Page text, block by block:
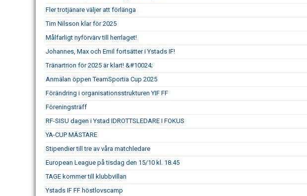
Fler trotjänare väljer att förlänga
Tim Nilsson klar för 2025
Målfarligt nyförvärv till herrlaget!
Johannes, Max och Emil fortsätter i Ystads IF!
Tränartrion för 2025 är klart! &#10024;
Anmälan öppen TeamSportia Cup 2025
Förändring i organisationsstrukturen YIF FF
Föreningsträff
RF-SISU dagen i Ystad IDROTTSLEDARE I FOKUS
YA-CUP MÄSTARE
Stipendier till tre av våra matchledare
European League på tisdag den 15/10 kl. 18.45
TAGE kommer till klubbvillan
Ystads IF FF höstlovscamp